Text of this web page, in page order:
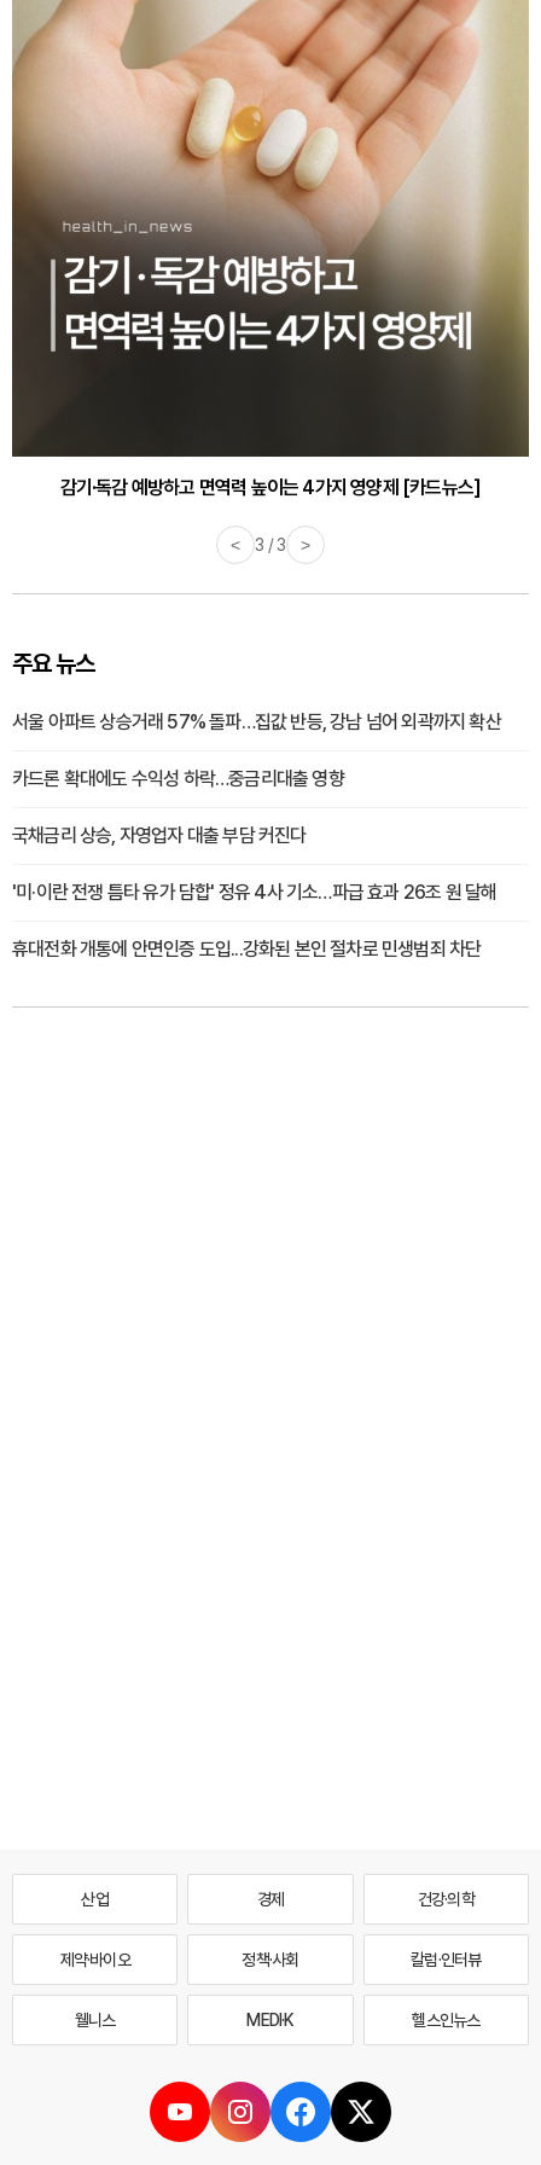
바쁜 아침, 공복에 먹기 좋은 과일 4가지 [카드뉴스]
감기·독감 예방하고 면역력 높이는 4가지 영양제 [카드뉴스]
< 3 / 3 >
주요 뉴스
서울 아파트 상승거래 57% 돌파…집값 반등, 강남 넘어 외곽까지 확산
카드론 확대에도 수익성 하락…중금리대출 영향
국채금리 상승, 자영업자 대출 부담 커진다
'미·이란 전쟁 틈타 유가 담합' 정유 4사 기소…파급 효과 26조 원 달해
휴대전화 개통에 안면인증 도입...강화된 본인 절차로 민생범죄 차단
산업 경제 건강·의학
제약·바이오 정책·사회 칼럼·인터뷰
웰니스 MEDI·K 헬스인뉴스